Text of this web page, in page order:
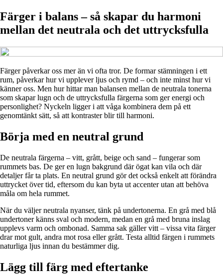
Färger i balans – så skapar du harmoni
mellan det neutrala och det uttrycksfulla
Färger påverkar oss mer än vi ofta tror. De formar stämningen i ett
rum, påverkar hur vi upplever ljus och rymd – och inte minst hur vi
känner oss. Men hur hittar man balansen mellan de neutrala tonerna
som skapar lugn och de uttrycksfulla färgerna som ger energi och
personlighet? Nyckeln ligger i att våga kombinera dem på ett
genomtänkt sätt, så att kontraster blir till harmoni.
Börja med en neutral grund
De neutrala färgerna – vitt, grått, beige och sand – fungerar som
rummets bas. De ger en lugn bakgrund där ögat kan vila och där
detaljer får ta plats. En neutral grund gör det också enkelt att förändra
uttrycket över tid, eftersom du kan byta ut accenter utan att behöva
måla om hela rummet.
När du väljer neutrala nyanser, tänk på undertonerna. En grå med blå
undertoner känns sval och modern, medan en grå med bruna inslag
upplevs varm och ombonad. Samma sak gäller vitt – vissa vita färger
drar mot gult, andra mot rosa eller grått. Testa alltid färgen i rummets
naturliga ljus innan du bestämmer dig.
Lägg till färg med eftertanke